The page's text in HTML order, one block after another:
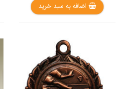
اضافه به سبد خرید